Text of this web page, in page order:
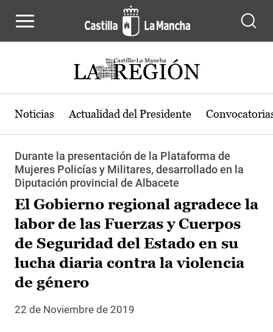
Noticias Actualidad del Presidente
Durante la presentación de la Plataforma de
Mujeres Policías y Militares, desarrollado en la
Diputación provincial de Albacete
El Gobierno regional agradece la
labor de las Fuerzas y Cuerpos
de Seguridad del Estado en su
lucha diaria contra la violencia
de género
22 de Noviembre de 2019